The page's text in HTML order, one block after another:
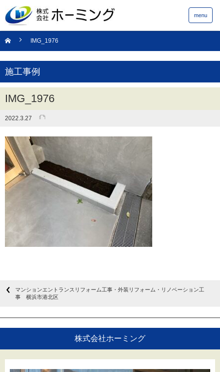
menu
IMG_1976
施工事例
IMG_1976
2022.3.27
マンションエントランスリフォーム工事・外装リフォーム・リノベーション工
事 横浜市港北区
株式会社ホーミング